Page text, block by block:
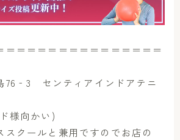
＝＝＝＝＝＝＝＝＝＝＝＝＝＝＝
76‐3 センティアインドアテニ
様向かい)
クールと兼用ですのでお店の